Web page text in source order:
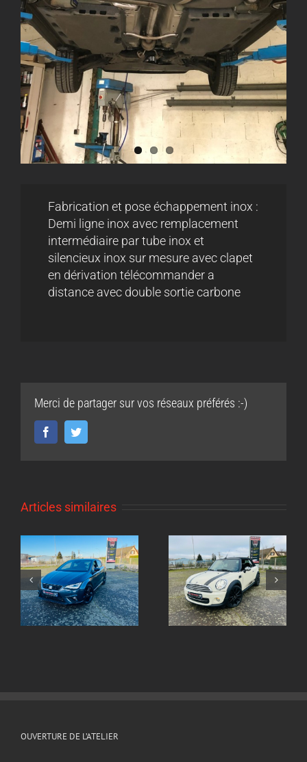
Fabrication et pose échappement inox :
Demi ligne inox avec remplacement
intermédiaire par tube inox et
silencieux inox sur mesure avec clapet
en dérivation télécommander a
distance avec double sortie carbone
Merci de partager sur vos réseaux préférés :-)
FacebookTwitter
Articles similaires
Echappement inox
sur mesure Mini
Cooper 1.6l
Echappement inox
sur mesure
Volkswagen Golf 8
GTI
OUVERTURE DE L’ATELIER